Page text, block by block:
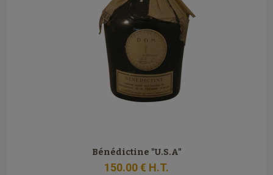
Bénédictine "U.S.A"
150.00€ H.T.